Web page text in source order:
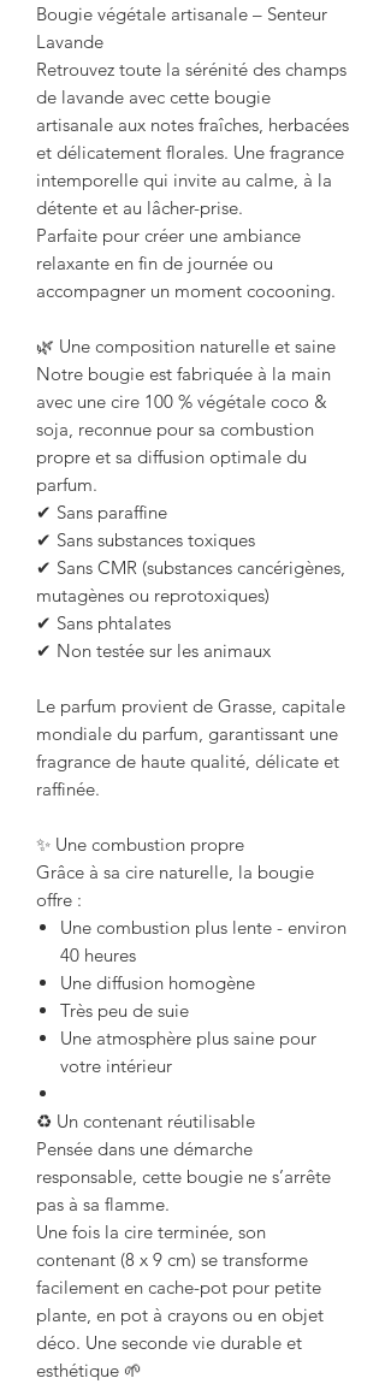
Bougie végétale artisanale – Senteur
Lavande
Retrouvez toute la sérénité des champs
de lavande avec cette bougie
artisanale aux notes fraîches, herbacées
et délicatement florales. Une fragrance
intemporelle qui invite au calme, à la
détente et au lâcher-prise.
Parfaite pour créer une ambiance
relaxante en fin de journée ou
accompagner un moment cocooning.
🌿 Une composition naturelle et saine
Notre bougie est fabriquée à la main
avec une cire 100 % végétale coco &
soja, reconnue pour sa combustion
propre et sa diffusion optimale du
parfum.
✔ Sans paraffine
✔ Sans substances toxiques
✔ Sans CMR (substances cancérigènes,
mutagènes ou reprotoxiques)
✔ Sans phtalates
✔ Non testée sur les animaux
Le parfum provient de Grasse, capitale
mondiale du parfum, garantissant une
fragrance de haute qualité, délicate et
raffinée.
✨ Une combustion propre
Grâce à sa cire naturelle, la bougie
offre :
Une combustion plus lente - environ
40 heures
Une diffusion homogène
Très peu de suie
Une atmosphère plus saine pour
votre intérieur
♻ Un contenant réutilisable
Pensée dans une démarche
responsable, cette bougie ne s’arrête
pas à sa flamme.
Une fois la cire terminée, son
contenant (8 x 9 cm) se transforme
facilement en cache-pot pour petite
plante, en pot à crayons ou en objet
déco. Une seconde vie durable et
esthétique 🌱